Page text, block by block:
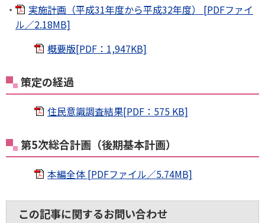
実施計画（平成31年度から平成32年度） [PDFファイ
ル／2.18MB]
概要版[PDF：1,947KB]
策定の経過
住民意識調査結果[PDF：575 KB]
第5次総合計画（後期基本計画）
本編全体 [PDFファイル／5.74MB]
この記事に関するお問い合わせ